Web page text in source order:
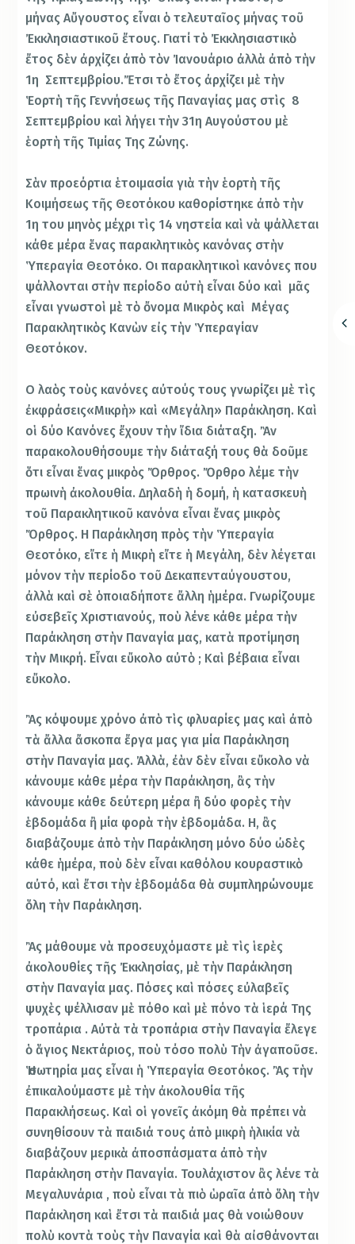
μήνας Αὔγουστος εἶναι ὁ τελευταῖος μήνας τοῦ
Ἐκκλησιαστικοῦ ἔτους. Γιατί τὸ Ἐκκλησιαστικὸ
ἔτος δὲν ἀρχίζει ἀπὸ τὸν Ἰανουάριο ἀλλὰ ἀπὸ τὴν
1η Σεπτεμβρίου.Ἔτσι τὸ ἔτος ἀρχίζει μὲ τὴν
Ἑορτὴ τῆς Γεννήσεως τῆς Παναγίας μας στὶς 8
Σεπτεμβρίου καὶ λήγει τὴν 31η Αυγούστου μὲ
ἑορτὴ τῆς Τιμίας Της Ζώνης.
Σὰν προεόρτια ἑτοιμασία γιὰ τὴν ἑορτὴ τῆς
Κοιμήσεως τῆς Θεοτόκου καθορίστηκε ἀπὸ τὴν
1η του μηνὸς μέχρι τὶς 14 νηστεία καὶ νὰ ψάλλεται
κάθε μέρα ἕνας παρακλητικὸς κανόνας στὴν
Ὑπεραγία Θεοτόκο. Οι παρακλητικοὶ κανόνες που
ψάλλονται στὴν περίοδο αὐτὴ εἶναι δύο καὶ μᾶς
εἶναι γνωστοὶ μὲ τὸ ὄνομα Μικρὸς καὶ Μέγας
Παρακλητικὸς Κανὼν εἰς τὴν Ὑπεραγίαν
Θεοτόκον.
Ο λαὸς τοὺς κανόνες αὐτούς τους γνωρίζει μὲ τὶς
ἐκφράσεις«Μικρὴ» καὶ «Μεγάλη» Παράκληση. Καὶ
οἱ δύο Κανόνες ἔχουν τὴν ἴδια διάταξη. Ἂν
παρακολουθήσουμε τὴν διάταξή τους θὰ δοῦμε
ὅτι εἶναι ἕνας μικρὸς Ὄρθρος. Ὄρθρο λέμε τὴν
πρωινὴ ἀκολουθία. Δηλαδὴ ἡ δομή, ἡ κατασκευὴ
τοῦ Παρακλητικοῦ κανόνα εἶναι ἕνας μικρὸς
Ὄρθρος. Η Παράκληση πρὸς τὴν Ὑπεραγία
Θεοτόκο, εἴτε ἡ Μικρὴ εἴτε ἡ Μεγάλη, δὲν λέγεται
μόνον τὴν περίοδο τοῦ Δεκαπενταύγουστου,
ἀλλὰ καὶ σὲ ὁποιαδήποτε ἄλλη ἡμέρα. Γνωρίζουμε
εὐσεβεῖς Χριστιανούς, ποὺ λένε κάθε μέρα τὴν
Παράκληση στὴν Παναγία μας, κατὰ προτίμηση
τὴν Μικρή. Εἶναι εὔκολο αὐτὸ ; Καὶ βέβαια εἶναι
εὔκολο.
Ἂς κόψουμε χρόνο ἀπὸ τὶς φλυαρίες μας καὶ ἀπὸ
τὰ ἄλλα ἄσκοπα ἔργα μας για μία Παράκληση
στὴν Παναγία μας. Ἀλλὰ, ἐὰν δὲν εἶναι εὔκολο νὰ
κάνουμε κάθε μέρα τὴν Παράκληση, ἂς τὴν
κάνουμε κάθε δεύτερη μέρα ἢ δύο φορὲς τὴν
ἑβδομάδα ἢ μία φορὰ τὴν ἑβδομάδα. Η, ἂς
διαβάζουμε ἀπὸ τὴν Παράκληση μόνο δύο ὠδὲς
κάθε ἡμέρα, ποὺ δὲν εἶναι καθόλου κουραστικὸ
αὐτό, καὶ ἔτσι τὴν ἑβδομάδα θὰ συμπληρώνουμε
ὅλη τὴν Παράκληση.
Ἂς μάθουμε νὰ προσευχόμαστε μὲ τὶς ἱερὲς
ἀκολουθίες τῆς Ἐκκλησίας, μὲ τὴν Παράκληση
στὴν Παναγία μας. Πόσες καὶ πόσες εὐλαβεῖς
ψυχὲς ψέλλισαν μὲ πόθο καὶ μὲ πόνο τὰ ἱερά Της
τροπάρια . Αὐτὰ τὰ τροπάρια στὴν Παναγία ἔλεγε
ὁ ἅγιος Νεκτάριος, ποὺ τόσο πολὺ Τὴν ἀγαποῦσε.
Ἡ σωτηρία μας εἶναι ἡ Ὑπεραγία Θεοτόκος. Ἂς τὴν
ἐπικαλούμαστε μὲ τὴν ἀκολουθία τῆς
Παρακλήσεως. Καὶ οἱ γονεῖς ἀκόμη θὰ πρέπει νὰ
συνηθίσουν τὰ παιδιά τους ἀπὸ μικρὴ ἡλικία νὰ
διαβάζουν μερικὰ ἀποσπάσματα ἀπὸ τὴν
Παράκληση στὴν Παναγία. Τουλάχιστον ἂς λένε τὰ
Μεγαλυνάρια , ποὺ εἶναι τὰ πιὸ ὡραῖα ἀπὸ ὅλη τὴν
Παράκληση καὶ ἔτσι τὰ παιδιά μας θὰ νοιώθουν
πολὺ κοντὰ τοὺς τὴν Παναγία καὶ θὰ αἰσθάνονται